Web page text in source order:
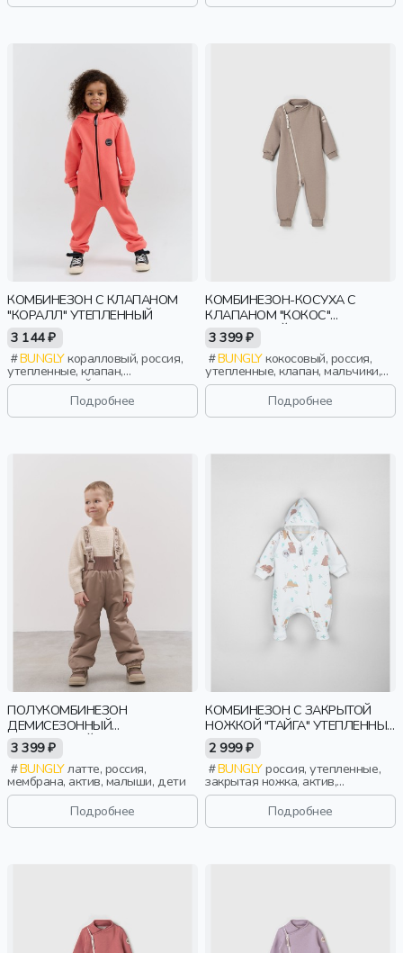
КОМБИНЕЗОН С КЛАПАНОМ
"КОРАЛЛ" УТЕПЛЕННЫЙ
3 144 ₽
BUNGLYкоралловый, россия,
утепленные, клапан,
повседневный, классика,
мальчики, малыши, дошкольники,
Подробнее
КОМБИНЕЗОН-КОСУХА С
КЛАПАНОМ "КОКОС"
УТЕПЛЕННЫЙ
3 399 ₽
BUNGLYкокосовый, россия,
утепленные, клапан, мальчики,
малыши, дошкольники, дети
Подробнее
ПОЛУКОМБИНЕЗОН
ДЕМИСЕЗОННЫЙ
МЕМБРАННЫЙ "ЛАТТЕ" 0+
3 399 ₽
BUNGLYлатте, россия,
мембрана, актив, малыши, дети
Подробнее
КОМБИНЕЗОН С ЗАКРЫТОЙ
НОЖКОЙ "ТАЙГА" УТЕПЛЕННЫЙ
0+
2 999 ₽
BUNGLYроссия, утепленные,
закрытая ножка, актив,
новорожденные, дети
Подробнее